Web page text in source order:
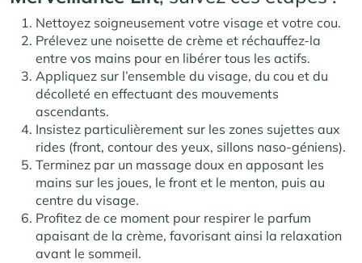
Nettoyez soigneusement votre visage et votre cou.
Prélevez une noisette de crème et réchauffez-la
entre vos mains pour en libérer tous les actifs.
Appliquez sur l’ensemble du visage, du cou et du
décolleté en effectuant des mouvements
ascendants.
Insistez particulièrement sur les zones sujettes aux
rides (front, contour des yeux, sillons naso-géniens).
Terminez par un massage doux en apposant les
mains sur les joues, le front et le menton, puis au
centre du visage.
Profitez de ce moment pour respirer le parfum
apaisant de la crème, favorisant ainsi la relaxation
avant le sommeil.